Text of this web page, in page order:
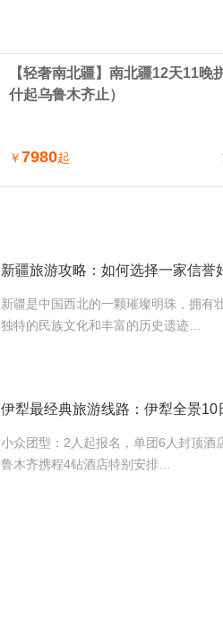
【轻奢南北疆】南北疆12天11晚
什起乌鲁木齐止）
￥7980起
新疆旅游攻略：如何选择一家信誉
新疆是中国西北的一颗璀璨明珠，拥有
独特的民族文化和丰富的历史遗迹…
伊犁最经典旅游线路：伊犁全景10
小众团型：2人起报名，单团6人封顶酒
鲁木齐携程4钻酒店特别安排…